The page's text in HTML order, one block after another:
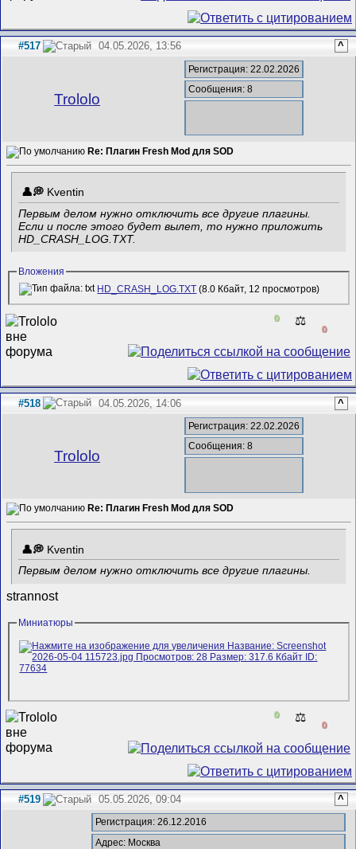
#517 04.05.2026, 13:56 ^
Trololo
Регистрация: 22.02.2026
Сообщения: 8
Re: Плагин Fresh Mod для SOD
Kventin
Первым делом нужно отключить все другие плагины.
Если и после этого будет вылет, то нужно приложить
HD_CRASH_LOG.TXT.
Вложения
HD_CRASH_LOG.TXT (8.0 Кбайт, 12 просмотров)
0 ⚖️
0
#518 04.05.2026, 14:06 ^
Trololo
Регистрация: 22.02.2026
Сообщения: 8
Re: Плагин Fresh Mod для SOD
Kventin
Первым делом нужно отключить все другие плагины.
strannost
Миниатюры
0 ⚖️
0
#519 05.05.2026, 09:04 ^
Регистрация: 26.12.2016
Адрес: Москва